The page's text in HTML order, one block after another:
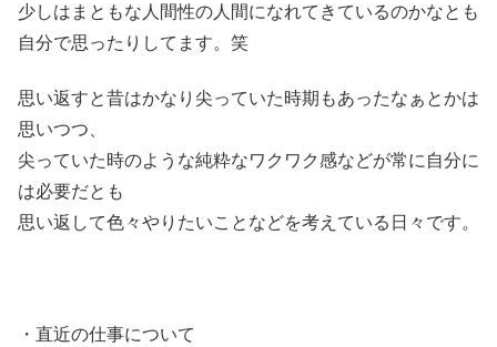
少しはまともな人間性の人間になれてきているのかなとも
自分で思ったりしてます。笑
思い返すと昔はかなり尖っていた時期もあったなぁとかは
思いつつ、
尖っていた時のような純粋なワクワク感などが常に自分に
は必要だとも
思い返して色々やりたいことなどを考えている日々です。
・直近の仕事について